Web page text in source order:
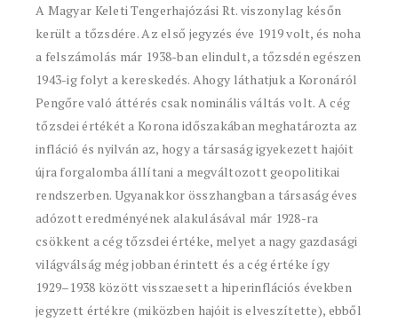
A Magyar Keleti Tengerhajózási Rt. viszonylag későn
került a tőzsdére. Az első jegyzés éve 1919 volt, és noha
a felszámolás már 1938-ban elindult, a tőzsdén egészen
1943-ig folyt a kereskedés. Ahogy láthatjuk a Koronáról
Pengőre való áttérés csak nominális váltás volt. A cég
tőzsdei értékét a Korona időszakában meghatározta az
infláció és nyilván az, hogy a társaság igyekezett hajóit
újra forgalomba állítani a megváltozott geopolitikai
rendszerben. Ugyanakkor összhangban a társaság éves
adózott eredményének alakulásával már 1928-ra
csökkent a cég tőzsdei értéke, melyet a nagy gazdasági
világválság még jobban érintett és a cég értéke így
1929–1938 között visszaesett a hiperinflációs években
jegyzett értékre (miközben hajóit is elveszítette), ebből